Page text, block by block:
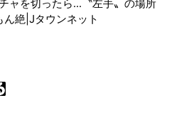
ャを切ったら...〝左手〟の場所
絶|Jタウンネット